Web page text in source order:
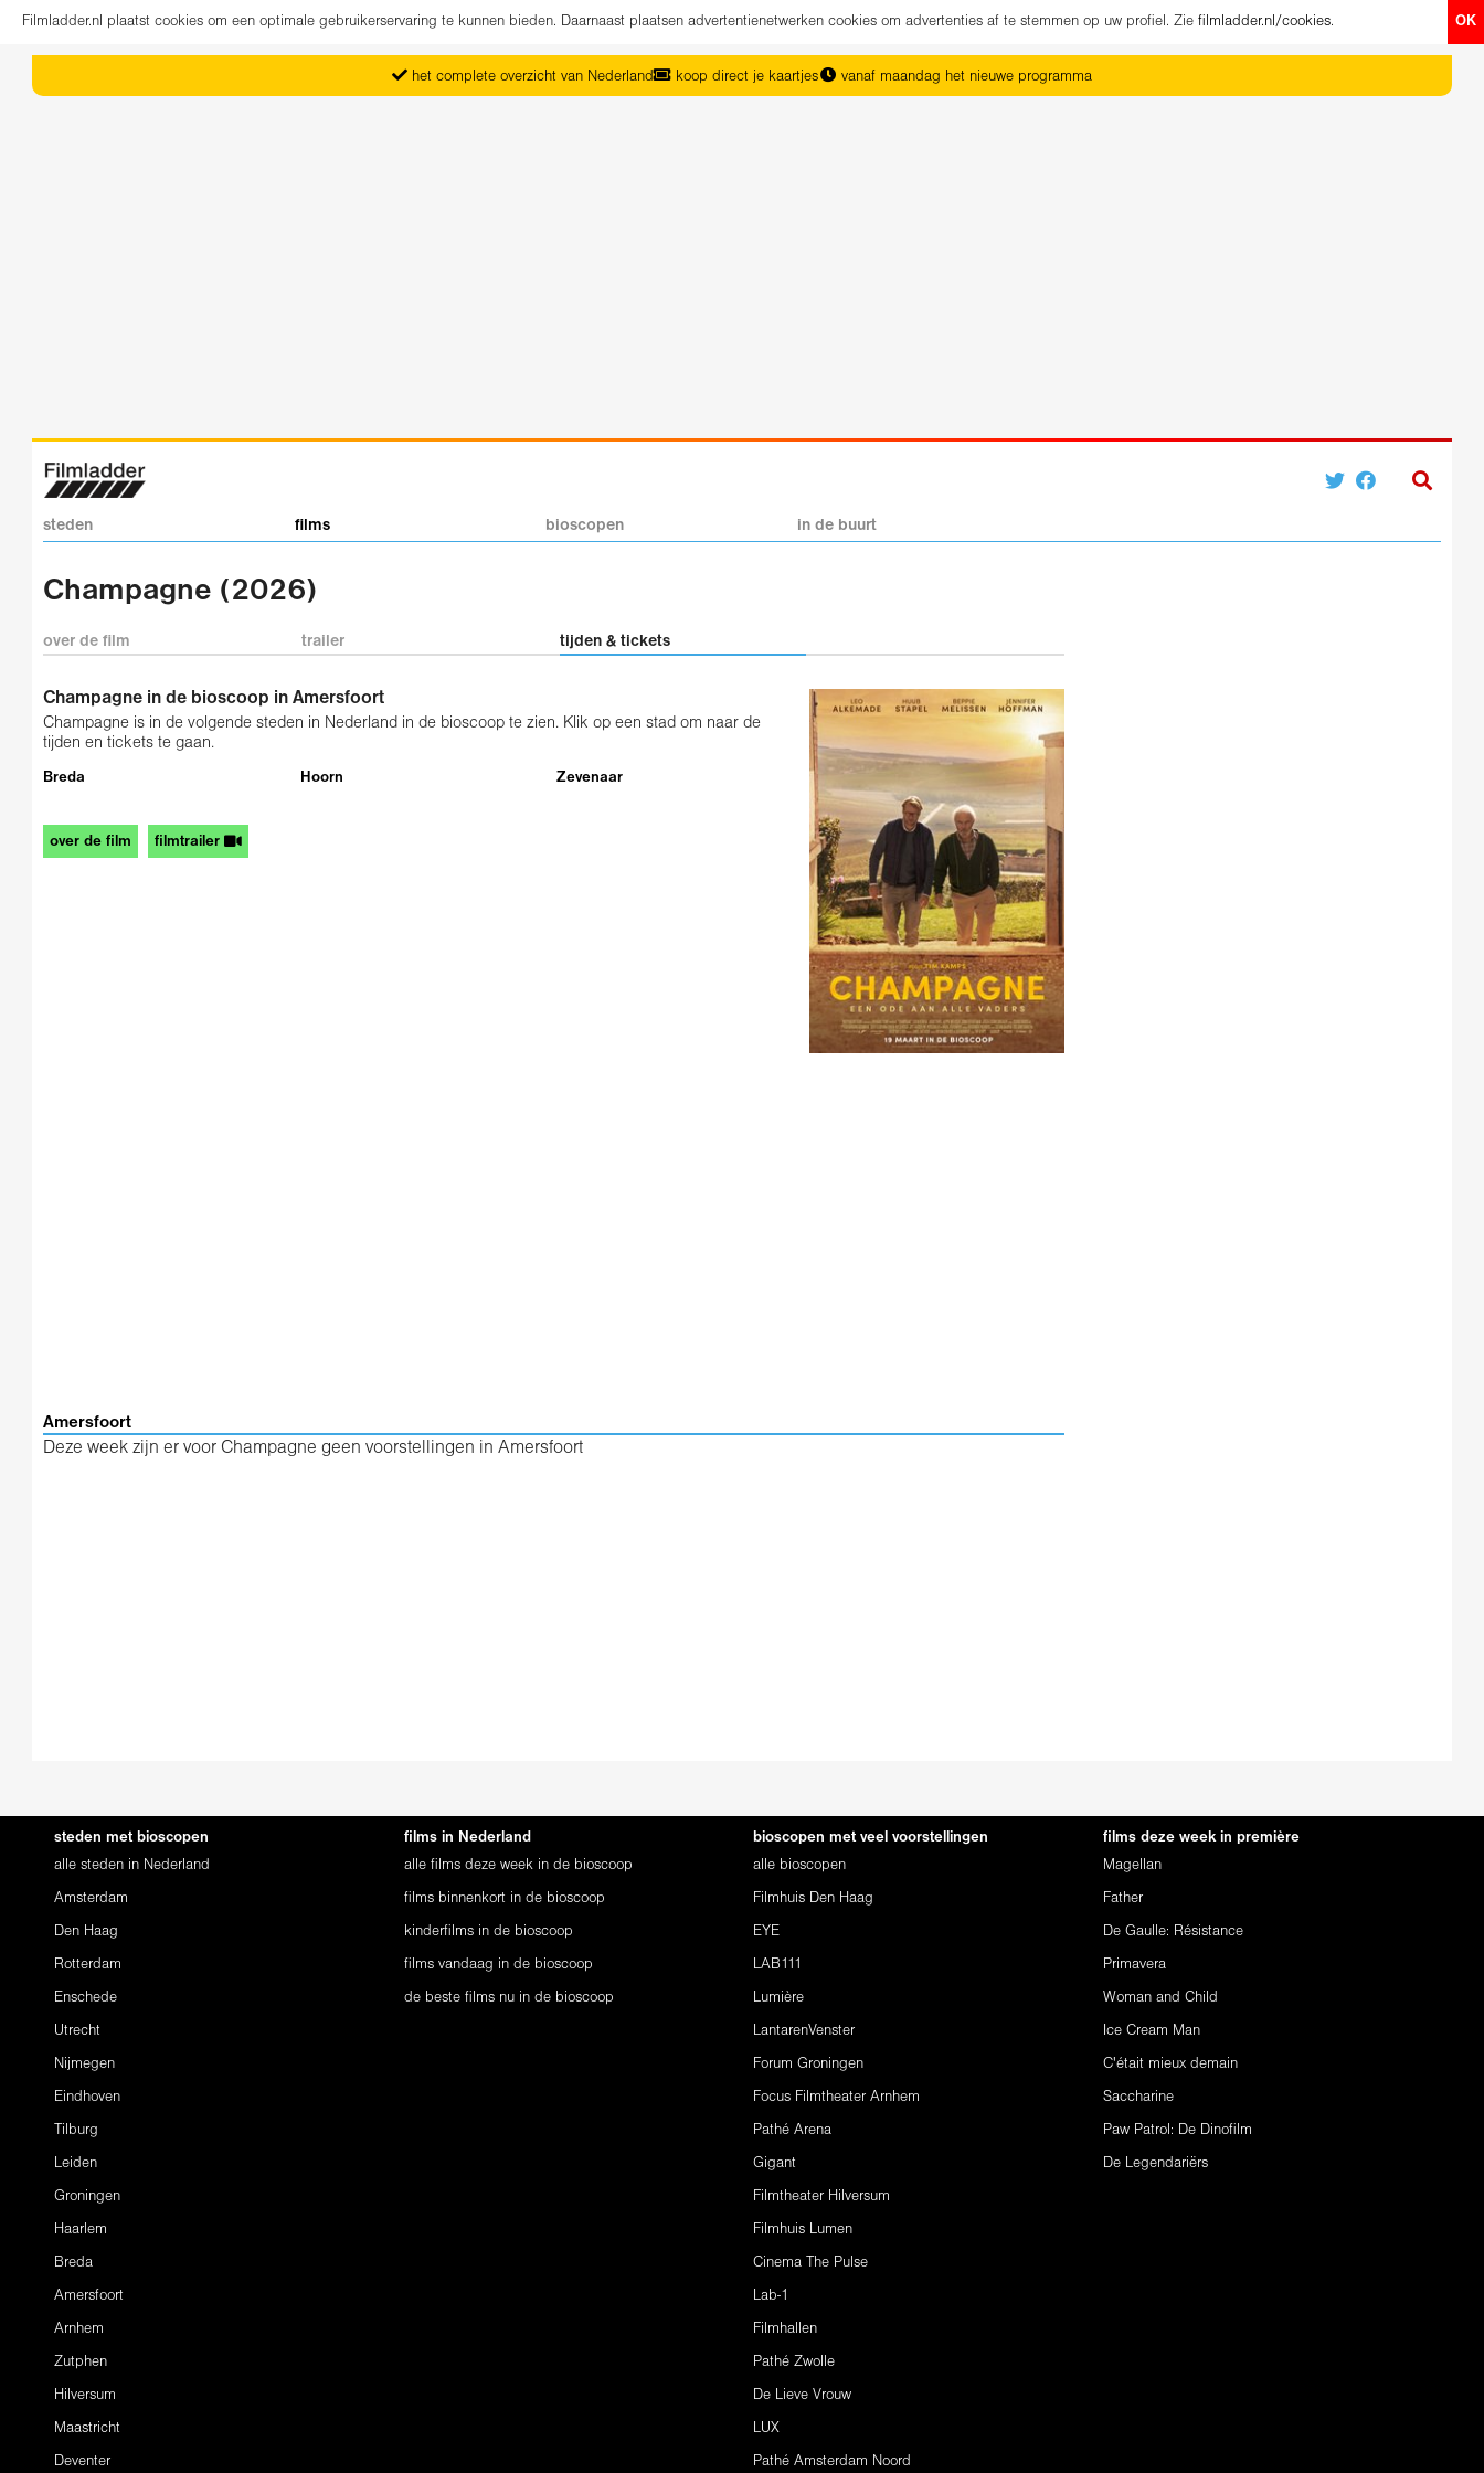
OK
Filmladder.nl plaatst cookies om een optimale gebruikerservaring te kunnen bieden. Daarnaast plaatsen advertentienetwerken cookies om advertenties af te stemmen op uw profiel. Zie filmladder.nl/cookies.
het complete overzicht van Nederland koop direct je kaartjes vanaf maandag het nieuwe programma
steden films bioscopen in de buurt
Champagne (2026)
over de film trailer tijden & tickets
Champagne in de bioscoop in Amersfoort
Champagne is in de volgende steden in Nederland in de bioscoop te zien. Klik op een stad om naar de
tijden en tickets te gaan.
Breda Hoorn Zevenaar
over de film filmtrailer
Amersfoort
Deze week zijn er voor Champagne geen voorstellingen in Amersfoort
steden met bioscopen
alle steden in Nederland
Amsterdam
Den Haag
Rotterdam
Enschede
Utrecht
Nijmegen
Eindhoven
Tilburg
Leiden
Groningen
Haarlem
Breda
Amersfoort
Arnhem
Zutphen
Hilversum
Maastricht
Deventer
films in Nederland
alle films deze week in de bioscoop
films binnenkort in de bioscoop
kinderfilms in de bioscoop
films vandaag in de bioscoop
de beste films nu in de bioscoop
bioscopen met veel voorstellingen
alle bioscopen
Filmhuis Den Haag
EYE
LAB111
Lumière
LantarenVenster
Forum Groningen
Focus Filmtheater Arnhem
Pathé Arena
Gigant
Filmtheater Hilversum
Filmhuis Lumen
Cinema The Pulse
Lab-1
Filmhallen
Pathé Zwolle
De Lieve Vrouw
LUX
Pathé Amsterdam Noord
films deze week in première
Magellan
Father
De Gaulle: Résistance
Primavera
Woman and Child
Ice Cream Man
C'était mieux demain
Saccharine
Paw Patrol: De Dinofilm
De Legendariërs